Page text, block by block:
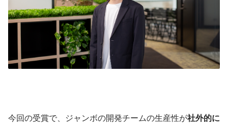
今回の受賞で、ジャンボの開発チームの生産性が社外的に